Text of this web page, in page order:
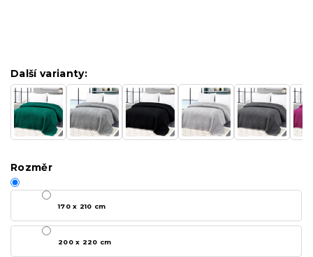
Další varianty:
Rozměr
170 x 210 cm
200 x 220 cm